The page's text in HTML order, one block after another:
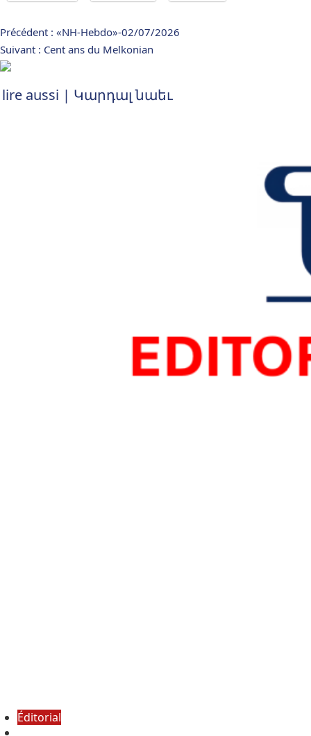
Navigation
d’article
Précédent : «NH-Hebdo»-02/07/2026
Suivant : Cent ans du Melkonian
lire aussi | Կարդալ նաեւ
Éditorial